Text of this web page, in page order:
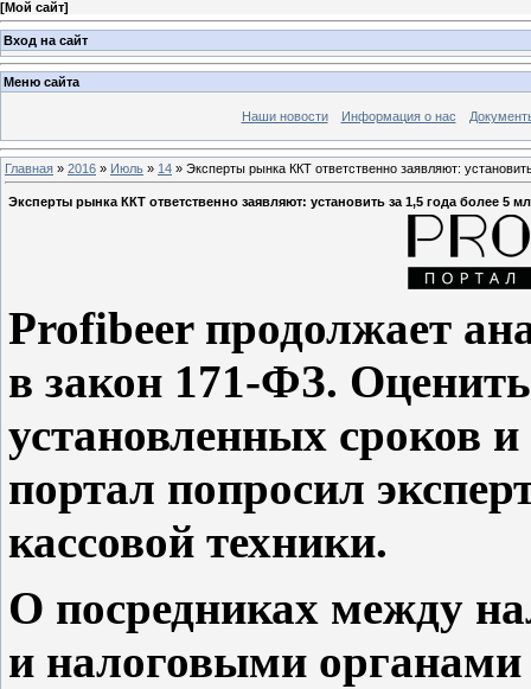
[Мой сайт]
Вход на сайт
Меню сайта
Наши новости Информация о нас
Главная » 2016 » Июль » 14 » Эксперты рынка ККТ ответственно заявляют:
Эксперты рынка ККТ ответственно заявляют: установить за 1,5 года более
Profibeer продолжает
в закон 171-ФЗ.
установленных сроков
портал попросил
кассовой техники.
О посредниках между
и налоговыми органами